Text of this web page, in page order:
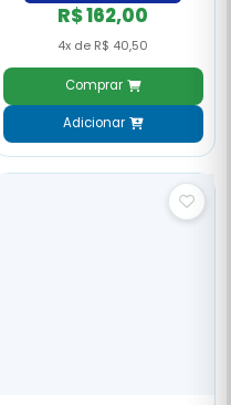
R$ 162,00
4x de R$ 40,50
Comprar
Adicionar